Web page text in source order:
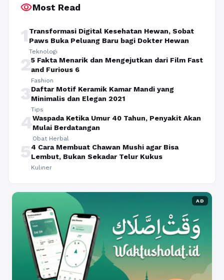
visibilityMost Read
1 Transformasi Digital Kesehatan Hewan, Sobat
Paws Buka Peluang Baru bagi Dokter Hewan
Teknologi
25 Fakta Menarik dan Mengejutkan dari Film Fast
and Furious 6
Fashion
3Daftar Motif Keramik Kamar Mandi yang
Minimalis dan Elegan 2021
Tips
4Waspada Ketika Umur 40 Tahun, Penyakit Akan
Mulai Berdatangan
Obat Herbal
54 Cara Membuat Chawan Mushi agar Bisa
Lembut, Bukan Sekadar Telur Kukus
Kuliner
AD